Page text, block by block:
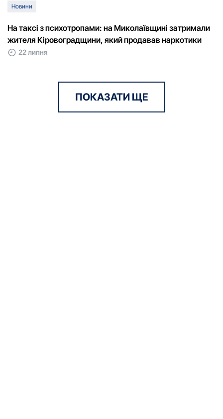
Новини
На таксі з психотропами: на Миколаївщині затримали
жителя Кіровоградщини, який продавав наркотики
22 липня
ПОКАЗАТИ ЩЕ